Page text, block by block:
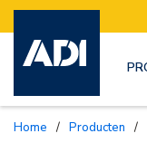
Home / Producten /